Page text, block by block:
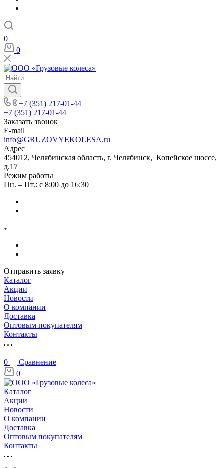
0
0
+7 (351) 217-01-44
+7 (351) 217-01-44
Заказать звонок
E-mail
info@GRUZOVYEKOLESA.ru
Адрес
454012, Челябинская область, г. Челябинск, Копейское шоссе,
д.17
Режим работы
Пн. – Пт.: с 8:00 до 16:30
Отправить заявку
Каталог
Акции
Новости
О компании
Доставка
Оптовым покупателям
Контакты
0
Сравнение
0
Каталог
Акции
Новости
О компании
Доставка
Оптовым покупателям
Контакты